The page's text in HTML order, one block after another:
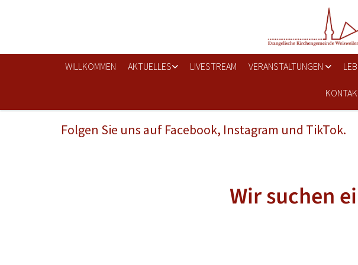
WILLKOMMEN AKTUELLES LIVESTREAM VERANSTALTUNGEN
Folgen Sie uns auf Facebook, Instagram und TikTok.
Wir suchen